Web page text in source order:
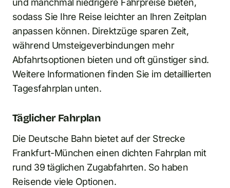
und manchmal niedrigere Fahrpreise bieten,
sodass Sie Ihre Reise leichter an Ihren Zeitplan
anpassen können. Direktzüge sparen Zeit,
während Umsteigeverbindungen mehr
Abfahrtsoptionen bieten und oft günstiger sind.
Weitere Informationen finden Sie im detaillierten
Tagesfahrplan unten.
Täglicher Fahrplan
Die Deutsche Bahn bietet auf der Strecke
Frankfurt-München einen dichten Fahrplan mit
rund 39 täglichen Zugabfahrten. So haben
Reisende viele Optionen.